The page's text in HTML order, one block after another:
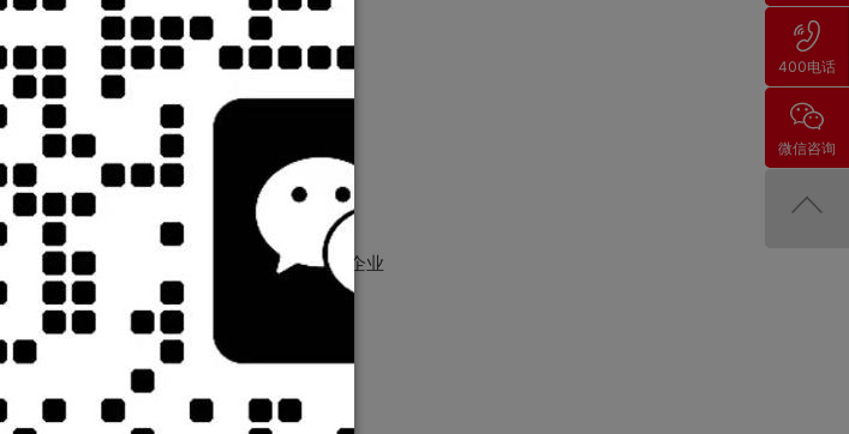
欢新鲜的东西？
在制作网站。但是一个网站代表的是一个企业
更好地体现企业个性与文化。
400电话
微信咨询